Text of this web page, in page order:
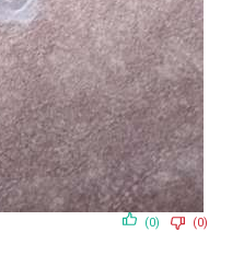
(0) (0)